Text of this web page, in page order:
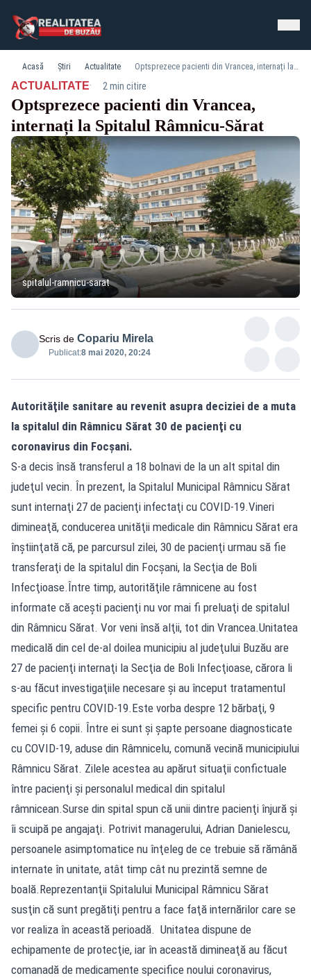
Acasă Știri Actualitate Optsprezece pacienti din Vrancea, internați la Spitalul Râmnicu-Sărat
ACTUALITATE· 2 min citire
Optsprezece pacienti din Vrancea,
internați la Spitalul Râmnicu-Sărat
spitalul-ramnicu-sarat
Scris de Copariu Mirela
Publicat:8 mai 2020, 20:24
Autorităţile sanitare au revenit asupra deciziei de a muta
la spitalul din Râmnicu Sărat 30 de pacienţi cu
coronavirus din Focşani.
S-a decis însă transferul a 18 bolnavi de la un alt spital din
judeţul vecin. În prezent, la Spitalul Municipal Râmnicu Sărat
sunt internaţi 27 de pacienţi infectaţi cu COVID-19.Vineri
dimineaţă, conducerea unităţii medicale din Râmnicu Sărat era
înştiinţată că, pe parcursul zilei, 30 de pacienţi urmau să fie
transferaţi de la spitalul din Focşani, la Secţia de Boli
Infecţioase.Între timp, autorităţile râmnicene au fost
informate că aceşti pacienţi nu vor mai fi preluaţi de spitalul
din Râmnicu Sărat. Vor veni însă alţii, tot din Vrancea.Unitatea
medicală din cel de-al doilea municipiu al judeţului Buzău are
27 de pacienţi internaţi la Secţia de Boli Infecţioase, cărora li
s-au făcut investigaţiile necesare şi au început tratamentul
specific pentru COVID-19.Este vorba despre 12 bărbaţi, 9
femei şi 6 copii. Între ei sunt şi şapte persoane diagnosticate
cu COVID-19, aduse din Râmnicelu, comună vecină municipiului
Râmnicu Sărat. Zilele acestea au apărut situaţii confictuale
între pacienţi şi personalul medical din spitalul
râmnicean.Surse din spital spun că unii dintre pacienţi înjură şi
îi scuipă pe angajaţi. Potrivit managerului, Adrian Danielescu,
persoanele asimptomatice nu înţeleg de ce trebuie să rămână
internate în unitate, atât timp cât nu prezintă semne de
boală.Reprezentanţii Spitalului Municipal Râmnicu Sărat
susţin că sunt pregătiţi pentru a face faţă internărilor care se
vor realiza în această perioadă. Unitatea dispune de
echipamente de protecţie, iar în această dimineaţă au făcut
comanadă de medicamente specifice noului coronavirus,